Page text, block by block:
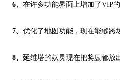
6、 在许多功能界面上增加了VIP的
7、 优化了地图功能，现在能够跨
8、 延维塔的妖灵现在把奖励都放